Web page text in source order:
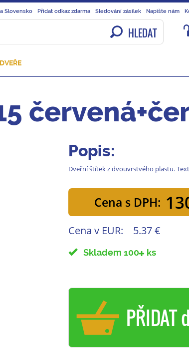
Slovensko Přidat odkaz zdarma Sledování zásilek Napište nám
HLEDAT
Popis:
Dveřní štítek z dvouvrstvého plastu.
Cena s DPH:
Cena v EUR: 5.37 €
Skladem 100 ks
PŘIDAT